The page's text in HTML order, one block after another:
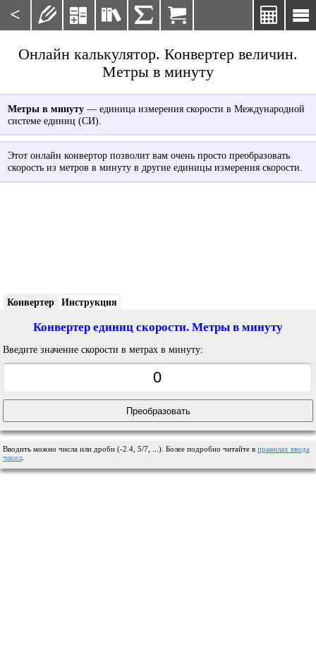
< 

    
Онлайн калькулятор. Конвертер величин.
Метры в минуту
Метры в минуту— единица измерения скорости в Международной
системе единиц (СИ).
Этот онлайн конвертор позволит вам очень просто преобразовать
скорость из метров в минуту в другие единицы измерения скорости.
Конвертер Инструкция
Конвертер единиц скорости. Метры в минуту
Введите значение скорости в метрах в минуту:
Вводить можно числа или дроби (-2.4, 5/7, ...). Более подробно читайте в правилах ввода
чисел